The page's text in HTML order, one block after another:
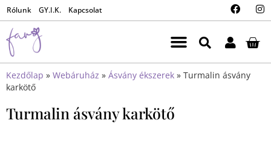
Rólunk GY.I.K. Kapcsolat
Kezdőlap » Webáruház » Ásvány ékszerek » Turmalin ásvány
karkötő
Turmalin ásvány karkötő